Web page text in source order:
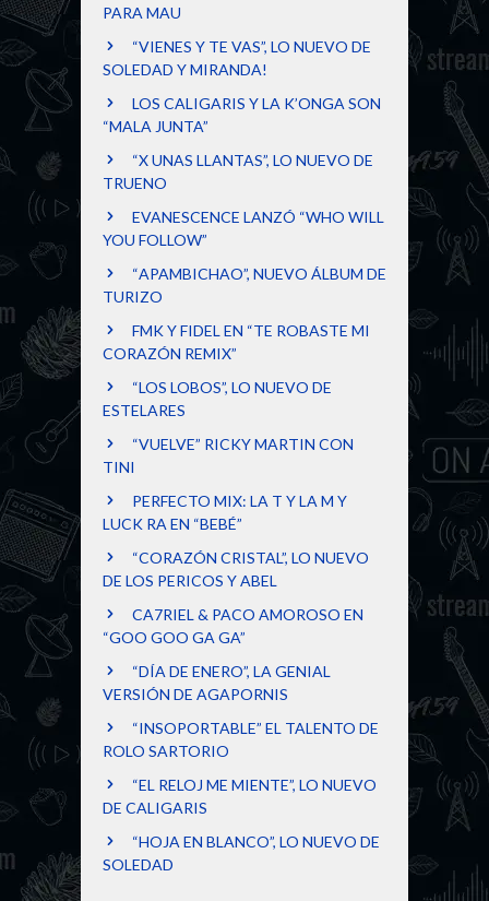
PARA MAU
“VIENES Y TE VAS”, LO NUEVO DE
SOLEDAD Y MIRANDA!
LOS CALIGARIS Y LA K’ONGA SON
“MALA JUNTA”
“X UNAS LLANTAS”, LO NUEVO DE
TRUENO
EVANESCENCE LANZÓ “WHO WILL
YOU FOLLOW”
“APAMBICHAO”, NUEVO ÁLBUM DE
TURIZO
FMK Y FIDEL EN “TE ROBASTE MI
CORAZÓN REMIX”
“LOS LOBOS”, LO NUEVO DE
ESTELARES
“VUELVE” RICKY MARTIN CON
TINI
PERFECTO MIX: LA T Y LA M Y
LUCK RA EN “BEBÉ”
“CORAZÓN CRISTAL”, LO NUEVO
DE LOS PERICOS Y ABEL
CA7RIEL & PACO AMOROSO EN
“GOO GOO GA GA”
“DÍA DE ENERO”, LA GENIAL
VERSIÓN DE AGAPORNIS
“INSOPORTABLE” EL TALENTO DE
ROLO SARTORIO
“EL RELOJ ME MIENTE”, LO NUEVO
DE CALIGARIS
“HOJA EN BLANCO”, LO NUEVO DE
SOLEDAD